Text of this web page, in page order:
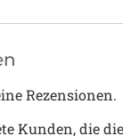
Rezensionen.
Kunden, die